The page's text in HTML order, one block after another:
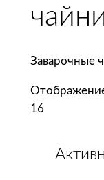
Заварочные
16